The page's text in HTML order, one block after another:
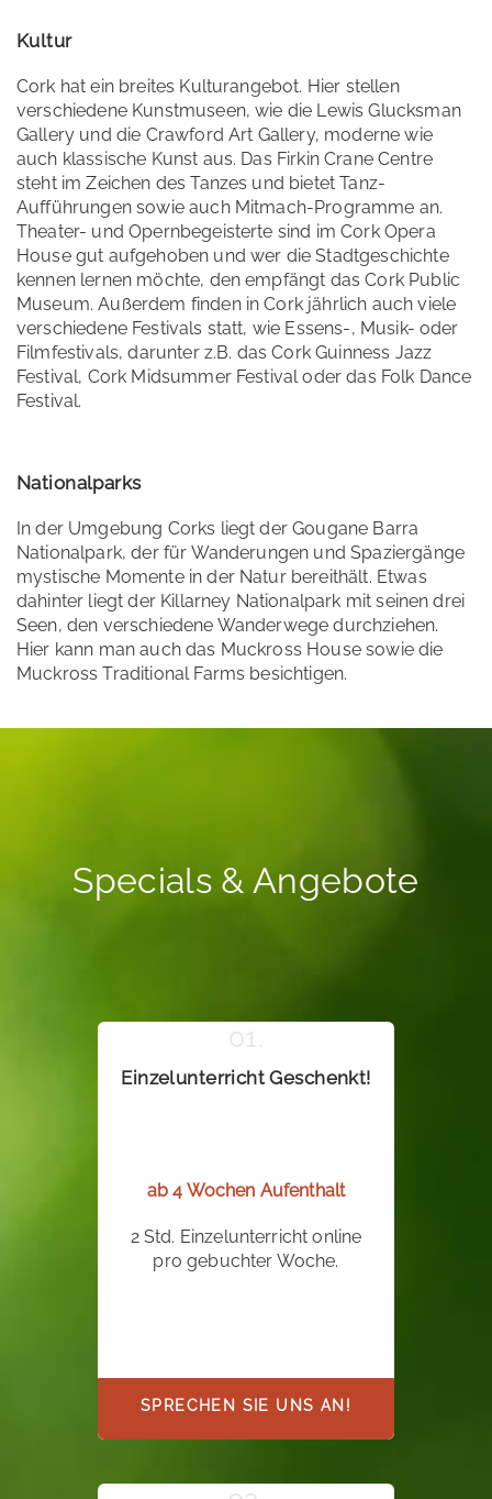
Kultur
Cork hat ein breites Kulturangebot. Hier stellen
verschiedene Kunstmuseen, wie die Lewis Glucksman
Gallery und die Crawford Art Gallery, moderne wie
auch klassische Kunst aus. Das Firkin Crane Centre
steht im Zeichen des Tanzes und bietet Tanz-
Aufführungen sowie auch Mitmach-Programme an.
Theater- und Opernbegeisterte sind im Cork Opera
House gut aufgehoben und wer die Stadtgeschichte
kennen lernen möchte, den empfängt das Cork Public
Museum. Außerdem finden in Cork jährlich auch viele
verschiedene Festivals statt, wie Essens-, Musik- oder
Filmfestivals, darunter z.B. das Cork Guinness Jazz
Festival, Cork Midsummer Festival oder das Folk Dance
Festival.
Nationalparks
In der Umgebung Corks liegt der Gougane Barra
Nationalpark, der für Wanderungen und Spaziergänge
mystische Momente in der Natur bereithält. Etwas
dahinter liegt der Killarney Nationalpark mit seinen drei
Seen, den verschiedene Wanderwege durchziehen.
Hier kann man auch das Muckross House sowie die
Muckross Traditional Farms besichtigen.
Specials & Angebote
Einzelunterricht Geschenkt!
ab 4 Wochen Aufenthalt
2 Std. Einzelunterricht online
pro gebuchter Woche.
SPRECHEN SIE UNS AN!